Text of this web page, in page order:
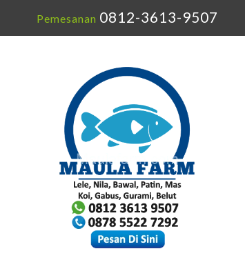
Pemesanan 0812-3613-9507